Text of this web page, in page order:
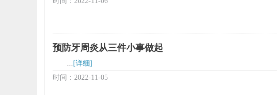
预防牙周炎从三件小事做起
[详细]
时间：2022-11-05